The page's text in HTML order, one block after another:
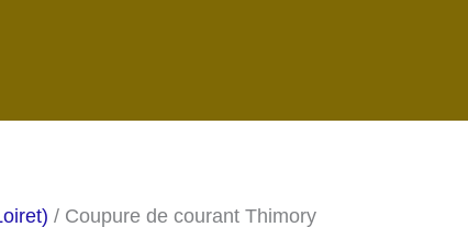
/ Coupure de courant Thimory